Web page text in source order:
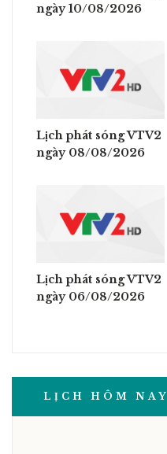
ngày 10/08/2026
Lịch phát sóng VTV2
ngày 08/08/2026
Lịch phát sóng VTV2
ngày 06/08/2026
LỊCH HÔM NAY